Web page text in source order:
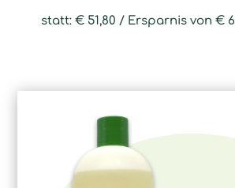
statt: € 51,80 / Ersparnis von €